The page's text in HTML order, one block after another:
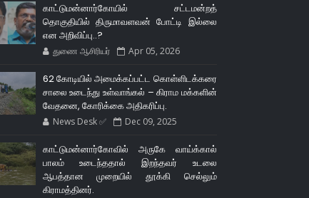
காட்டுமன்னார்கோயில் சட்டமன்றத்
தொகுதியில் திருமாவளவன் போட்டி இல்லை
என அறிவிப்பு..?
துணை ஆசிரியர் Apr 05, 2026
62 கோடியில் அமைக்கப்பட்ட கொள்ளிடக்கரை
சாலை உடைந்து உள்வாங்கல் – கிராம மக்களின்
வேதனை, கோரிக்கை அதிகரிப்பு.
News Desk ✅ Dec 09, 2025
காட்டுமன்னார்கோவில் அருகே வாய்க்கால்
பாலம் உடைந்ததால் இறந்தவர் உடலை
ஆபத்தான முறையில் தூக்கி செல்லும்
கிராமத்தினர்.